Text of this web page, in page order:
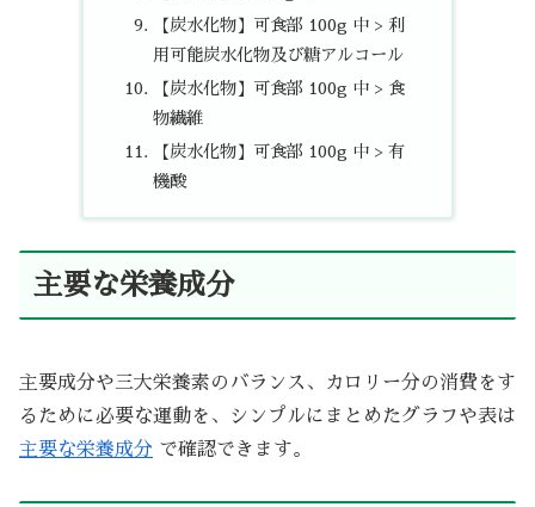
【炭水化物】可食部 100g 中 > 利
用可能炭水化物及び糖アルコール
【炭水化物】可食部 100g 中 > 食
物繊維
【炭水化物】可食部 100g 中 > 有
機酸
主要な栄養成分
主要成分や三大栄養素のバランス、カロリー分の消費をす
るために必要な運動を、シンプルにまとめたグラフや表は
主要な栄養成分 で確認できます。